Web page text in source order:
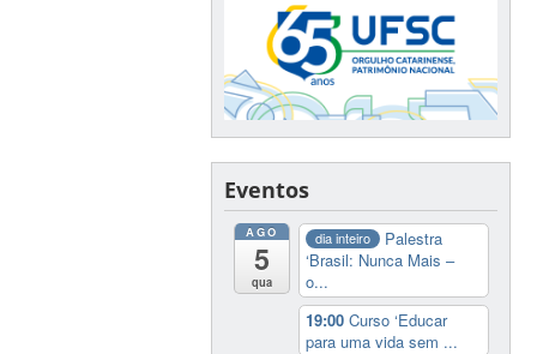
Eventos
AGO
5
qua
dia inteiro
Palestra
‘Brasil: Nunca Mais –
o...
19:00Curso ‘Educar
para uma vida sem ...